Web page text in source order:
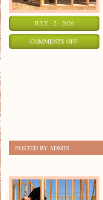
JULY - 2 - 2026
COMMENTS OFFON
POSTED BY ADMIN